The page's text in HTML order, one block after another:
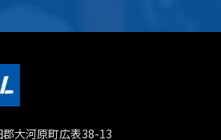
大河原町広表38-13